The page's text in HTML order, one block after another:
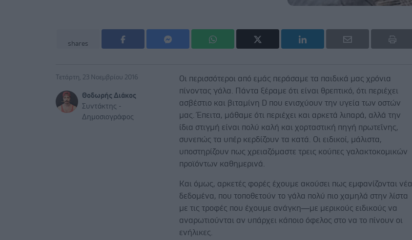
shares
Τετάρτη, 23 Νοεμβρίου 2016
Θοδωρής Διάκος
Συντάκτης -
Δημοσιογράφος
Οι περισσότεροι από εμάς περάσαμε τα παιδικά μας χρόνια
πίνοντας γάλα. Πάντα ξέραμε ότι είναι θρεπτικό, ότι περιέχει
ασβέστιο και βιταμίνη D που ενισχύουν την υγεία των οστών
μας. Έπειτα, μάθαμε ότι περιέχει και αρκετά λιπαρά, αλλά την
ίδια στιγμή είναι πολύ καλή και χορταστική πηγή πρωτεΐνης,
συνεπώς τα υπέρ κερδίζουν τα κατά. Οι ειδικοί, μάλιστα,
υποστηρίζουν πως χρειαζόμαστε τρεις κούπες γαλακτοκομικών
προϊόντων καθημερινά.
Και όμως, αρκετές φορές έχουμε ακούσει πως εμφανίζονται νέα
δεδομένα, που τοποθετούν το γάλα πολύ πιο χαμηλά στην λίστα
με τις τροφές που έχουμε ανάγκη—με μερικούς ειδικούς να
αναρωτιούνται αν υπάρχει κάποιο όφελος στο να το πίνουν οι
ενήλικες.